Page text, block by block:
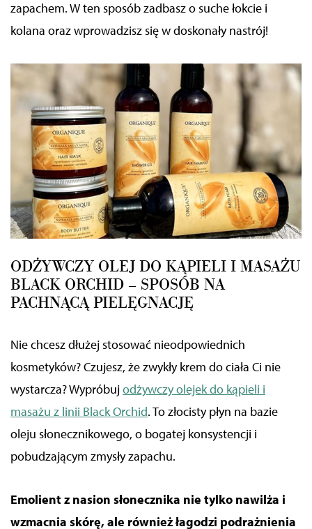
zapachem. W ten sposób zadbasz o suche łokcie i
kolana oraz wprowadzisz się w doskonały nastrój!
ODŻYWCZY OLEJ DO KĄPIELI I MASAŻU
BLACK ORCHID – SPOSÓB NA
PACHNĄCĄ PIELĘGNACJĘ
Nie chcesz dłużej stosować nieodpowiednich
kosmetyków? Czujesz, że zwykły krem do ciała Ci nie
wystarcza? Wypróbujodżywczy olejek do kąpieli i
masażu z linii Black Orchid. To złocisty płyn na bazie
oleju słonecznikowego, o bogatej konsystencji i
pobudzającym zmysły zapachu.
Emolient z nasion słonecznika nie tylko nawilża i
wzmacnia skórę, ale również łagodzi podrażnienia